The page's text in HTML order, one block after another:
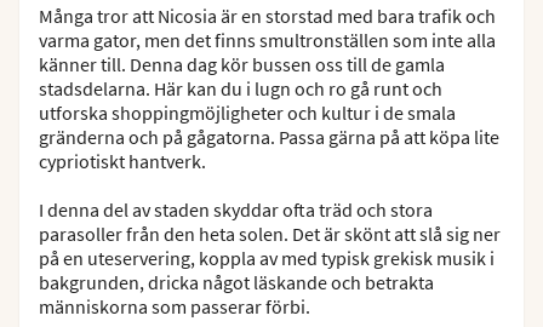
Många tror att Nicosia är en storstad med bara trafik och
varma gator, men det finns smultronställen som inte alla
känner till. Denna dag kör bussen oss till de gamla
stadsdelarna. Här kan du i lugn och ro gå runt och
utforska shoppingmöjligheter och kultur i de smala
gränderna och på gågatorna. Passa gärna på att köpa lite
cypriotiskt hantverk.
I denna del av staden skyddar ofta träd och stora
parasoller från den heta solen. Det är skönt att slå sig ner
på en uteservering, koppla av med typisk grekisk musik i
bakgrunden, dricka något läskande och betrakta
människorna som passerar förbi.